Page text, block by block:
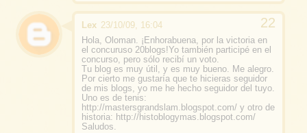
Lex 23/10/09, 16:04
Hola, Oloman. ¡Enhorabuena, por la victoria en
el concuruso 20blogs!Yo también participé en el
concurso, pero sólo recibí un voto.
Tu blog es muy útil, y es muy bueno. Me alegro.
Por cierto me gustaría que te hicieras seguidor
de mis blogs, yo me he hecho seguidor del tuyo.
Uno es de tenis:
http://mastersgrandslam.blogspot.com/ y otro de
historia: http://histoblogymas.blogspot.com/
Saludos.